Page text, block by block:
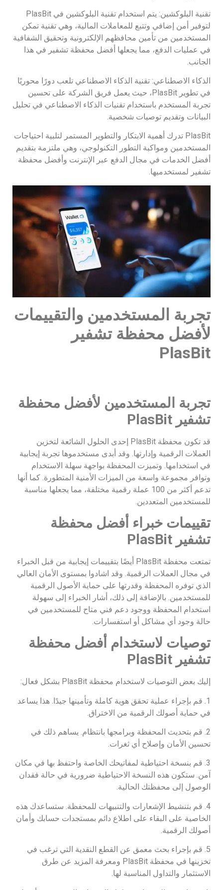
تقنية البلوكشين: يتم استخدام تقنية البلوكشين في PlasBit
لتوفير أمن إضافي وتتبع للمعاملات المالية، وهي تقنية تمكن
المستخدمين من تأمين محافظهم الإلكترونية وتحقيق الشفافية
في عمليات الدفع، مما يجعلها أفضل محفظة تشفير في هذا
الجانب.
الذكاء الاصطناعي: تقنية الذكاء الاصطناعي تلعب دورًا محوريًا
في تطوير PlasBit، حيث يعمل فريق الشركة على تحسين
تجربة المستخدم باستخدام تقنيات الذكاء الاصطناعي في تحليل
البيانات وتقديم توصيات شخصية.
PlasBit تدرك أهمية الابتكار والتطوير المستمر لتلبية احتياجات
المستخدمين ومواكبة التطور التكنولوجي، وهي ملتزمة بتقديم
أفضل الخدمات في مجال الدفع عبر الإنترنت وأفضل محفظة
تشفير لمستخدميها.
تجربة المستخدمين والتقييمات
لأفضل محفظة تشفير
PlasBit
تجربة المستخدمين لأفضل محفظة
تشفير PlasBit
قد تكون محفظة PlasBit إحدى الحلول الشائعة لتخزين
العملات الرقمية وإدارتها. وقد أبدى مستخدموها تجربة إيجابية
في استخدامها. وتميزت المحفظة بواجهة سهلة الاستخدام
وتوافر مجموعة واسعة من الميزات الأمنية المتطورة. كما أنها
تدعم أكثر من 100 عملة رقمية مختلفة، مما يجعلها مناسبة
للمستخدمين المتعددين.
تقييمات خبراء أفضل محفظة
تشفير PlasBit
تمتعت محفظة PlasBit أيضًا بتقييمات إيجابية من قبل الخبراء
في مجال العملات الرقمية. وقد اشادوا بمستوى الأمان العالي
الذي توفره المحفظة وقدرتها على حماية الأصول الرقمية
للمستخدمين. بالإضافة إلى ذلك، أشار الخبراء إلى سهولة
استخدام المحفظة ووجود دعم فني متاح للمستخدمين في
حالة وجود أي مشاكل أو استفسارات.
توصيات لاستخدام أفضل محفظة
تشفير PlasBit
إليك بعض التوصيات لاستخدام محفظة PlasBit بشكل فعال:
1. قم بإجراء عملية تحقق هوية كاملة وتأمينها جيدًا. هذا يساعد
في حماية أصولك الرقمية من الاختراق.
2. قم بتحديث المحفظة وبرامجها بانتظام. يساهم ذلك في
تحسين الأمان وإصلاح أي ثغرات.
3. قم بنسخة احتياطية لمفاتيحك الخاصة واحتفظ بها في مكان
آمن. ستكون هذه النسخة الاحتياطية ضرورية في حالة فقدان
الوصول إلى محفظتك الحالية.
4. قم بتنشيط الإشعارات والتنبيهات للمحفظة. ستساعدك هذه
الخاصية على البقاء على اطلاع دائم بمستجدات حسابك وأمان
أصولك الرقمية.
5. قم بإجراء بحث معمق عن القطع النقدية التي ترغب في
تخزينها في محفظة PlasBit ومعرفة المزيد عن طرق
الاستثمار والتداول المناسبة لها.